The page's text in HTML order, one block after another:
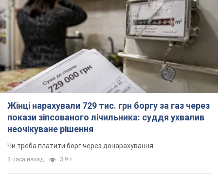
Жінці нарахували 729 тис. грн боргу за газ через
покази зіпсованого лічильника: суддя ухвалив
неочікуване рішення
Чи треба платити борг через донарахування
3 часа назад 3,9 т.